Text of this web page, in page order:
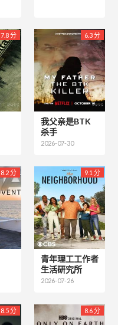
7.8 分 6.3 分
我父亲是BTK
杀手
2026-07-30
8.2 分 9.1 分
青年理工工作者
生活研究所
2026-07-26
8.5 分 8.6 分